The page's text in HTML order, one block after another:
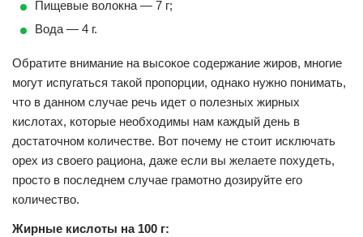
Пищевые волокна — 7 г;
Вода — 4 г.
Обратите внимание на высокое содержание жиров, многие
могут испугаться такой пропорции, однако нужно понимать,
что в данном случае речь идет о полезных жирных
кислотах, которые необходимы нам каждый день в
достаточном количестве. Вот почему не стоит исключать
орех из своего рациона, даже если вы желаете похудеть,
просто в последнем случае грамотно дозируйте его
количество.
Жирные кислоты на 100 г: